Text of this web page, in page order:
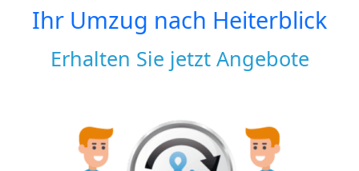
Ihr Umzug nach Heiterblick
Erhalten Sie jetzt Angebote